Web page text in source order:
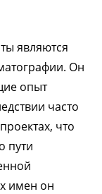
являются
Он
опыт
часто
что
пути
имен он